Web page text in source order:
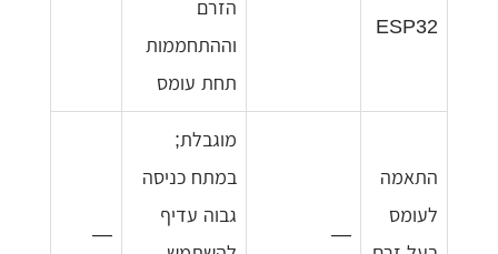
ESP32
הזרם
וההתחממות
תחת עומס
התאמה
לעומס
—
מוגבלת;
במתח כניסה
גבוה עדיף
—